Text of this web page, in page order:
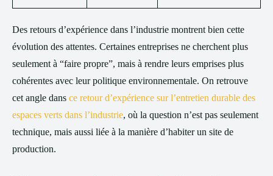
Des retours d’expérience dans l’industrie montrent bien cette
évolution des attentes. Certaines entreprises ne cherchent plus
seulement à “faire propre”, mais à rendre leurs emprises plus
cohérentes avec leur politique environnementale. On retrouve
cet angle dans ce retour d’expérience sur l’entretien durable des
espaces verts dans l’industrie, où la question n’est pas seulement
technique, mais aussi liée à la manière d’habiter un site de
production.